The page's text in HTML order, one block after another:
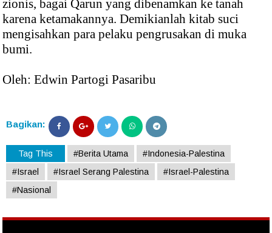
zionis, bagai Qarun yang dibenamkan ke tanah
karena ketamakannya. Demikianlah kitab suci
mengisahkan para pelaku pengrusakan di muka
bumi.
Oleh: Edwin Partogi Pasaribu
Bagikan:
Tag This #Berita Utama
#Indonesia-Palestina
#Israel
#Israel Serang Palestina
#Israel-Palestina
#Nasional